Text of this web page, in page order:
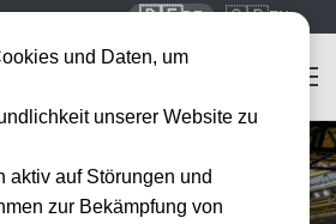
🇩🇪DE 🇬🇧EN
und Daten, um
unserer Website zu
aktiv auf Störungen und
zur Bekämpfung von